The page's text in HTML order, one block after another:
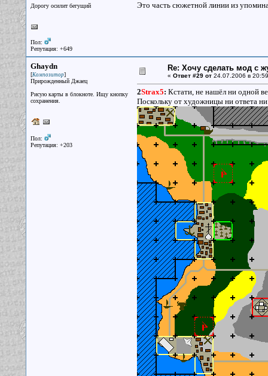
Дорогу осилит бегущий
Пол:
Репутация: +649
Это часть сюжетной линии из
Ghaydn
[Композитор]
Прирожденный Джаец
Рисую карты в блокноте. Ищу кнопку
сохранения.
Пол:
Репутация: +203
Re: Хочу сделать мод с
« Ответ #29 от24.07.2006 в
2Strax5: Кстати, не нашёл ни одной
Поскольку от художницы ни ответа